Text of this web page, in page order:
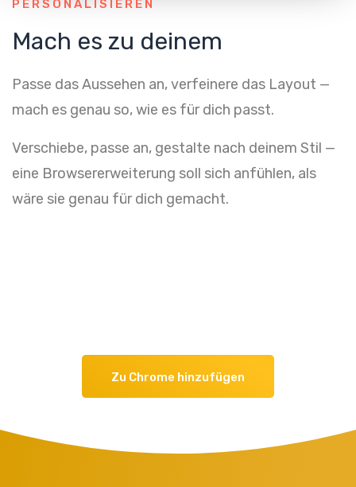
PERSONALISIEREN
Mach es zu deinem
Passe das Aussehen an, verfeinere das Layout —
mach es genau so, wie es für dich passt.
Verschiebe, passe an, gestalte nach deinem Stil —
eine Browsererweiterung soll sich anfühlen, als
wäre sie genau für dich gemacht.
Zu Chrome hinzufügen